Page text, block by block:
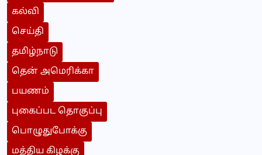
கல்வி
செய்தி
தமிழ்நாடு
தென் அமெரிக்கா
பயணம்
புகைப்பட தொகுப்பு
பொழுதுபோக்கு
மத்திய கிழக்கு